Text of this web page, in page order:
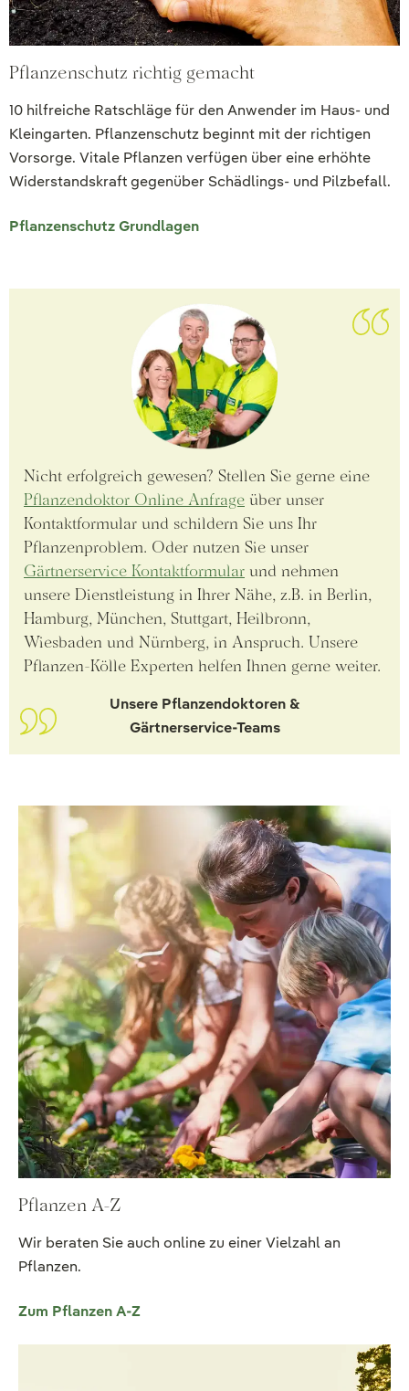
Pflanzenschutz richtig gemacht
10 hilfreiche Ratschläge für den Anwender im Haus- und
Kleingarten. Pflanzenschutz beginnt mit der richtigen
Vorsorge. Vitale Pflanzen verfügen über eine erhöhte
Widerstandskraft gegenüber Schädlings- und Pilzbefall.
Pflanzenschutz Grundlagen
Nicht erfolgreich gewesen? Stellen Sie gerne eine
Pflanzendoktor Online Anfrage über unser
Kontaktformular und schildern Sie uns Ihr
Pflanzenproblem. Oder nutzen Sie unser
Gärtnerservice Kontaktformular und nehmen
unsere Dienstleistung in Ihrer Nähe, z.B. in Berlin,
Hamburg, München, Stuttgart, Heilbronn,
Wiesbaden und Nürnberg, in Anspruch. Unsere
Pflanzen-Kölle Experten helfen Ihnen gerne weiter.
Unsere Pflanzendoktoren &
Gärtnerservice-Teams
Pflanzen A-Z
Wir beraten Sie auch online zu einer Vielzahl an
Pflanzen.
Zum Pflanzen A-Z